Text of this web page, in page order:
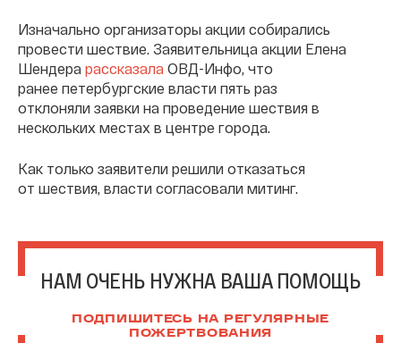
Изначально организаторы акции собирались
провести шествие. Заявительница акции Елена
Шендера рассказала ОВД-Инфо, что
ранее петербургские власти пять раз
отклоняли заявки на проведение шествия в
нескольких местах в центре города.
Как только заявители решили отказаться
от шествия, власти согласовали митинг.
НАМ ОЧЕНЬ НУЖНА ВАША ПОМОЩЬ
ПОДПИШИТЕСЬ НА РЕГУЛЯРНЫЕ
ПОЖЕРТВОВАНИЯ